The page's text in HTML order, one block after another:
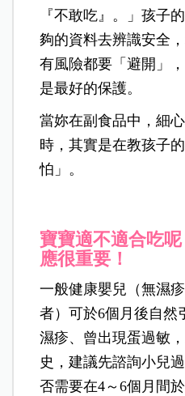
『不敢吃』。」孩子
夠的資料去辨識安全
有風險都要「避開」
是最好的保護。
當妳在副食品中，細
時，其實是在教孩子
怕」。
寶寶適不適合吃
應很重要！
一般健康嬰兒（無濕
者）可於6個月後自然
濕疹、曾出現蛋過敏
史，建議先諮詢小兒
否需要在4～6個月間